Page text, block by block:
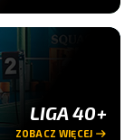
LIGA 40+
ZOBACZ WIĘCEJ